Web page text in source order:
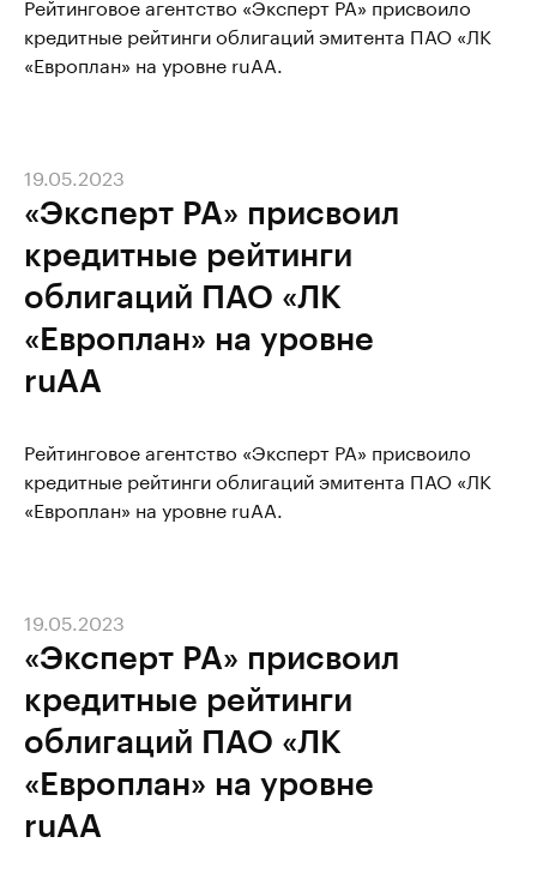
кредитные рейтинги облигаций эмитента ПАО «ЛК
«Европлан» на уровне ruAA.
«Эксперт РА» присвоил
кредитные рейтинги
облигаций ПАО «ЛК
«Европлан» на уровне
ruAА
19.05.2023
Рейтинговое агентство «Эксперт РА» присвоило
кредитные рейтинги облигаций эмитента ПАО «ЛК
«Европлан» на уровне ruAA.
«Эксперт РА» присвоил
кредитные рейтинги
облигаций ПАО «ЛК
«Европлан» на уровне
ruAА
19.05.2023